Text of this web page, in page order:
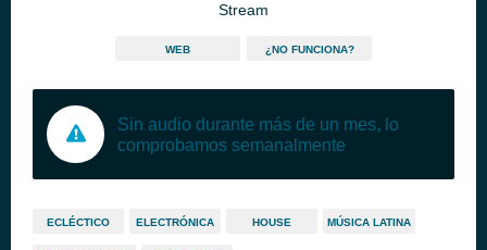
Stream
WEB ¿NO FUNCIONA?
Sin audio durante más de un mes, lo
comprobamos semanalmente
ECLÉCTICO ELECTRÓNICA HOUSE MÚSICA LATINA